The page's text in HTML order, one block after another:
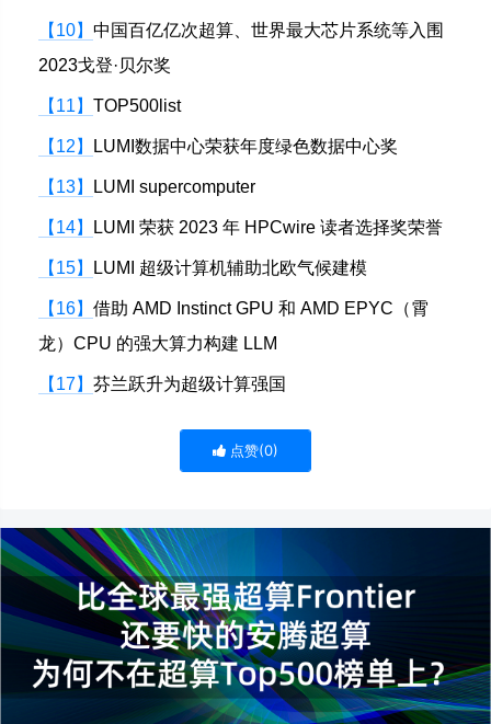
【10】 中国百亿亿次超算、世界最大芯片系统等入围
2023戈登·贝尔奖
【11】 TOP500list
【12】 LUMI数据中心荣获年度绿色数据中心奖
【13】 LUMI supercomputer
【14】 LUMI 荣获 2023 年 HPCwire 读者选择奖荣誉
【15】 LUMI 超级计算机辅助北欧气候建模
【16】 借助 AMD Instinct GPU 和 AMD EPYC（霄
龙）CPU 的强大算力构建 LLM
【17】 芬兰跃升为超级计算强国
点赞(0)